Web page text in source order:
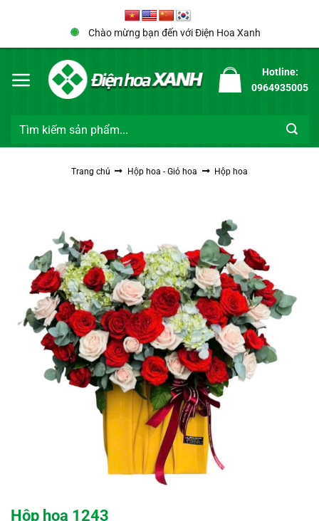
Chào mừng bạn đến với Điện Hoa Xanh
Hotline:
0964935005
Tìm
Trang chủ Hộp hoa - Giỏ hoa Hộp hoa
Hộp hoa 1243
Anh Quang Mạnh 0846****** đã đặt hàng
Hộp hoa 1267